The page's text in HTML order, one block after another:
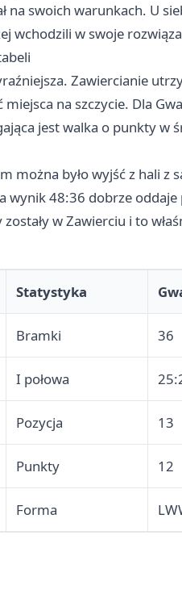
swoich warunkach. U
wchodzili w swoje
Zawiercianie
na szczycie. Dla
jest walka o punkty w
można było wyjść z hali z
wynik 48:36 dobrze
w Zawierciu i to
Statystyka
Bramki 36
I połowa
Pozycja 13
Punkty 12
Forma